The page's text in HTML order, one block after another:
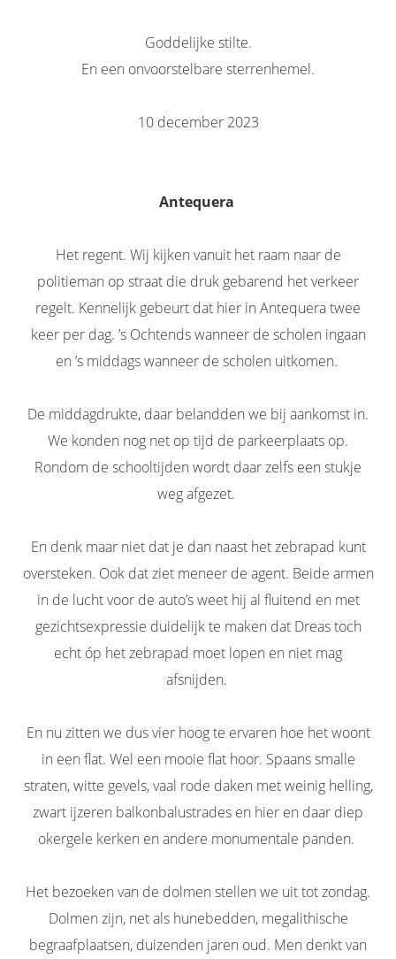
Goddelijke stilte.
En een onvoorstelbare sterrenhemel.
10 december 2023
Antequera
Het regent. Wij kijken vanuit het raam naar de
politieman op straat die druk gebarend het verkeer
regelt. Kennelijk gebeurt dat hier in Antequera twee
keer per dag. ’s Ochtends wanneer de scholen ingaan
en ’s middags wanneer de scholen uitkomen.
De middagdrukte, daar belandden we bij aankomst in.
We konden nog net op tijd de parkeerplaats op.
Rondom de schooltijden wordt daar zelfs een stukje
weg afgezet.
En denk maar niet dat je dan naast het zebrapad kunt
oversteken. Ook dat ziet meneer de agent. Beide armen
in de lucht voor de auto’s weet hij al fluitend en met
gezichtsexpressie duidelijk te maken dat Dreas toch
echt óp het zebrapad moet lopen en niet mag
afsnijden.
En nu zitten we dus vier hoog te ervaren hoe het woont
in een flat. Wel een mooie flat hoor. Spaans smalle
straten, witte gevels, vaal rode daken met weinig helling,
zwart ijzeren balkonbalustrades en hier en daar diep
okergele kerken en andere monumentale panden.
Het bezoeken van de dolmen stellen we uit tot zondag.
Dolmen zijn, net als hunebedden, megalithische
begraafplaatsen, duizenden jaren oud. Men denkt van